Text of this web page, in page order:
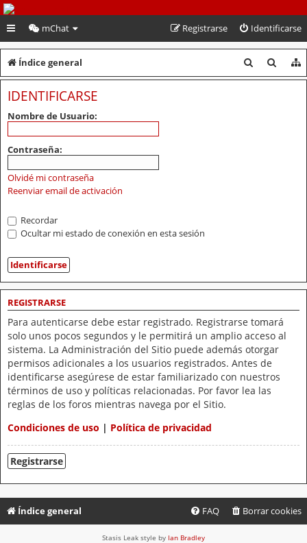
PeruVoley.com
mChat Identificarse
Registrarse
Índice general
u
u
IDENTIFICARSE
Nombre de Usuario:
Contraseña:
Olvidé mi contraseña
Reenviar email de activación
Recordar
Ocultar mi estado de conexión en esta sesión
REGISTRARSE
Para autenticarse debe estar registrado. Registrarse tomará
solo unos pocos segundos y le permitirá un amplio acceso al
sistema. La Administración del Sitio puede además otorgar
permisos adicionales a los usuarios registrados. Antes de
identificarse asegúrese de estar familiarizado con nuestros
términos de uso y políticas relacionadas. Por favor lea las
reglas de los foros mientras navega por el Sitio.
Condiciones de uso | Política de privacidad
Registrarse
Índice general Borrar cookies
FAQ
Stasis Leak style by Ian Bradley